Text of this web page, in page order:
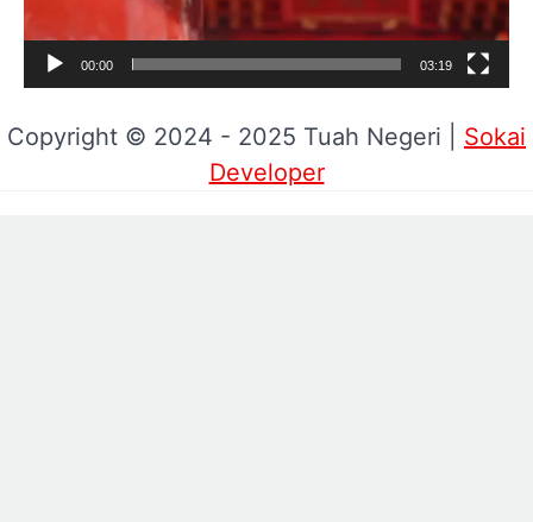
00:00 03:19
Copyright © 2024 - 2025 Tuah Negeri | Sokai
Developer